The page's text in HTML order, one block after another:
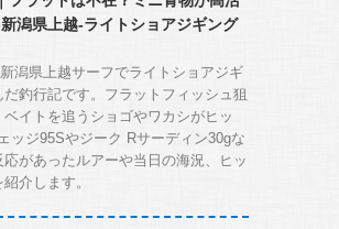
潟県上越-ライトショアジギング
潟県上越サーフでライトショアジギ
だ釣行記です。フラットフィッシュ狙
ベイトを追うショゴやワカシがヒッ
ッジ95Sやジーク Rサーディン30gな
応があったルアーや当日の海況、ヒッ
介します。